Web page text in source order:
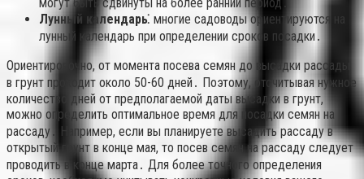
Лунный календарь⁚ многие садоводы ориентируются на
лунный календарь при определении сроков посадки․
Ориентировочно, от момента посева семян до высадки рассады
в грунт проходит около 50-60 дней․ Поэтому, отсчитывая нужное
количество дней от предполагаемой даты высадки в грунт,
можно определить оптимальное время для посадки семян на
рассаду․ Например, если вы планируете высадить рассаду в
открытый грунт в конце мая, то посев семян на рассаду следует
проводить в конце марта․ Для более точного определения